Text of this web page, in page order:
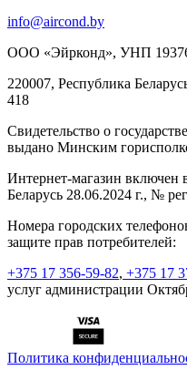
info@aircond.by
ООО «Эйрконд», УНП
220007, Республика
418
Cвидетельство о
выдано Минским
Интернет-магазин включен
Беларусь 28.06.2024 г., №
Номера городских
защите прав потребителей:
+375 17 356-59-82, +375 17
услуг администрации
Политика